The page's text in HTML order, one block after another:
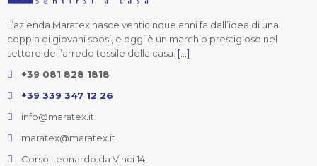
L’azienda Maratex nasce venticinque anni fa dall’idea di una
coppia di giovani sposi, e oggi è un marchio prestigioso nel
settore dell’arredo tessile della casa. [...]
+39 081 828 1818
+39 339 347 12 26
info@maratex.it
maratex@maratex.it
Corso Leonardo da Vinci 14,